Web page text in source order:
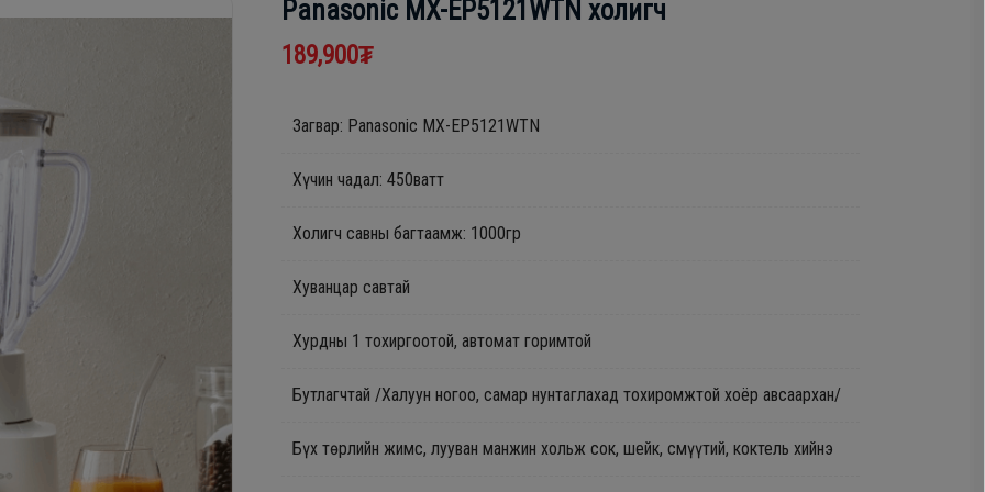
Panasonic MX-EP5121WTN холигч
189,900₮
Загвар: Panasonic MX-EP5121WTN
Хүчин чадал: 450ватт
Холигч савны багтаамж: 1000гр
Хуванцар савтай
Хурдны 1 тохиргоотой, автомат горимтой
Бутлагчтай /Халуун ногоо, самар нунтаглахад тохиромжтой хоёр авсаархан/
Бүх төрлийн жимс, лууван манжин хольж сок, шейк, смүүтий, коктель хийнэ